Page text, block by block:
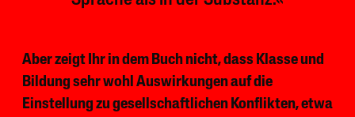
Aber zeigt Ihr in dem Buch nicht, dass Klasse und
Bildung sehr wohl Auswirkungen auf die
Einstellung zu gesellschaftlichen Konflikten, etwa